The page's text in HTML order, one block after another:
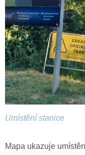
Umístění stanice
Mapa ukazuje